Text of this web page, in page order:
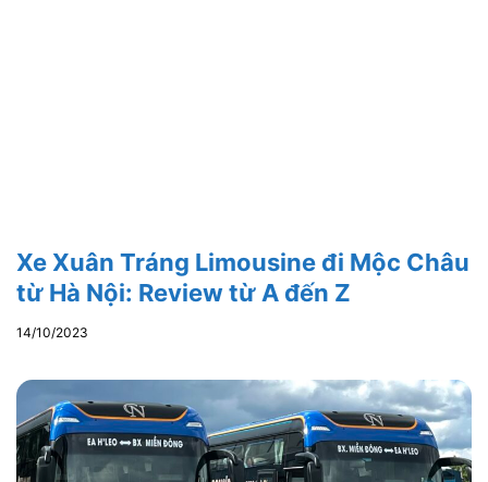
Xe Xuân Tráng Limousine đi Mộc Châu
từ Hà Nội: Review từ A đến Z
14/10/2023